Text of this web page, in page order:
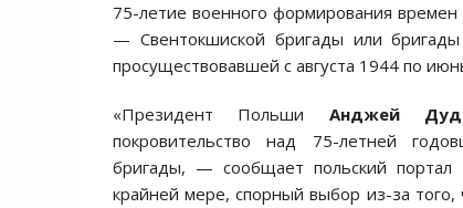
75-летие военного формирования
— Свентокшиской бригады или
просуществовавшей с августа 1944 по
«Президент Польши Анджей
покровительство над 75-летней
бригады, — сообщает польский портал
крайней мере, спорный выбор из-за того,